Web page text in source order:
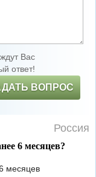
Вас
ответ!
ВОПРОС
Россия
6 месяцев?
месяцев